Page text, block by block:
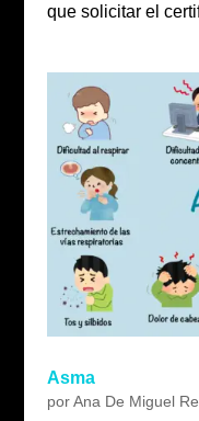
que solicitar el
Asma
porAna De Miguel